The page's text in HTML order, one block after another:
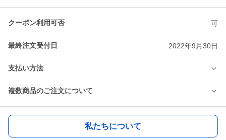
クーポン利用可否 可
最終注文受付日 2022年9月30日
支払い方法
複数商品のご注文について
私たちについて